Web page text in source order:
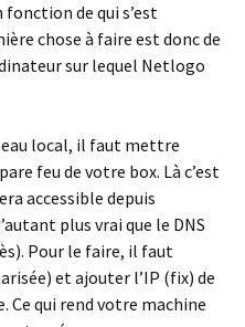
de qui s’est
chose à faire est donc de
sur lequel Netlogo
local, il faut mettre
feu de votre box. Là c’est
accessible depuis
plus vrai que le DNS
Pour le faire, il faut
et ajouter l’IP (fix) de
Ce qui rend votre machine